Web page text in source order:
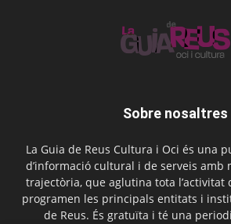
Sobre nosaltres
La Guia de Reus Cultura i Oci és una
d’informació cultural i de serveis amb
trajectòria, que aglutina tota l’activitat
programen les principals entitats i
de Reus. És gratuïta i té una